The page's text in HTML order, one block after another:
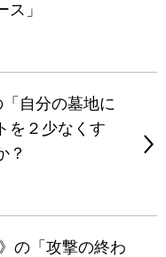
」
「自分の墓地に
を２少なくす
？
の「攻撃の終わ